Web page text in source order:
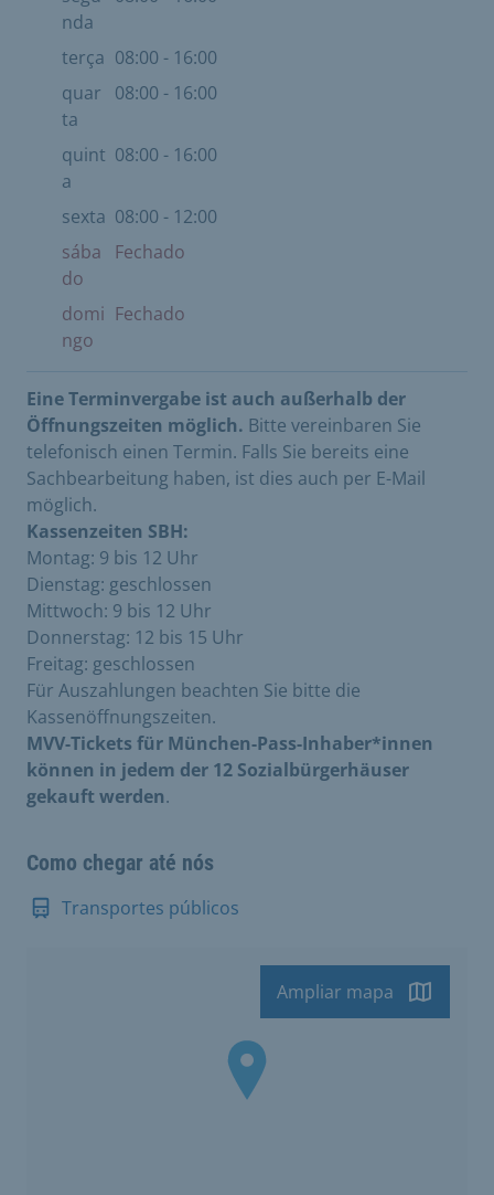
nda
terça 08:00 - 16:00
quar
ta
08:00 - 16:00
quint
a
08:00 - 16:00
sexta 08:00 - 12:00
sába
do
Fechado
domi
ngo
Fechado
Eine Terminvergabe ist auch außerhalb der
Öffnungszeiten möglich. Bitte vereinbaren Sie
telefonisch einen Termin. Falls Sie bereits eine
Sachbearbeitung haben, ist dies auch per E-Mail
möglich.
Kassenzeiten SBH:
Montag: 9 bis 12 Uhr
Dienstag: geschlossen
Mittwoch: 9 bis 12 Uhr
Donnerstag: 12 bis 15 Uhr
Freitag: geschlossen
Für Auszahlungen beachten Sie bitte die
Kassenöffnungszeiten.
MVV-Tickets für München-Pass-Inhaber*innen
können in jedem der 12 Sozialbürgerhäuser
gekauft werden.
Como chegar até nós
Transportes públicos
Ampliar mapa